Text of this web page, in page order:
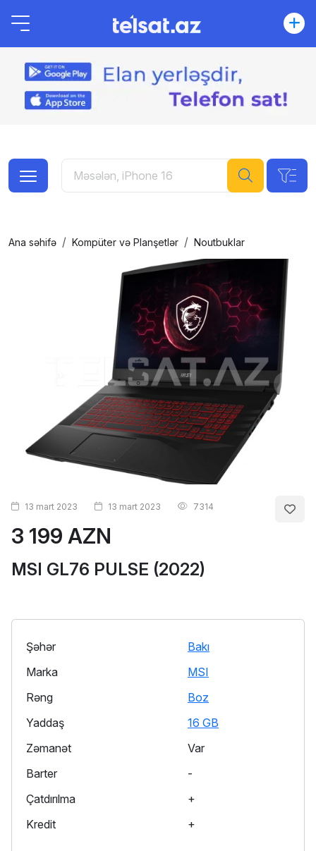
Ana səhifə Kompüter və Planşetlər Noutbuklar
3 199 AZN
MSI GL76 PULSE (2022)
13 mart 2023 13 mart 2023 7314
Şəhər
Bakı
Marka
MSI
Rəng
Boz
Yaddaş
16 GB
Zəmanət
Var
Barter
-
Çatdırılma
+
Kredit
+